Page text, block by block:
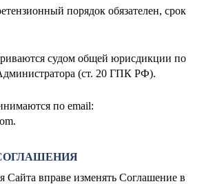
порядок обязателен, срок
судом общей юрисдикции по
(ст. 20 ГПК РФ).
по email:
.
Сайта вправе изменять Соглашение в